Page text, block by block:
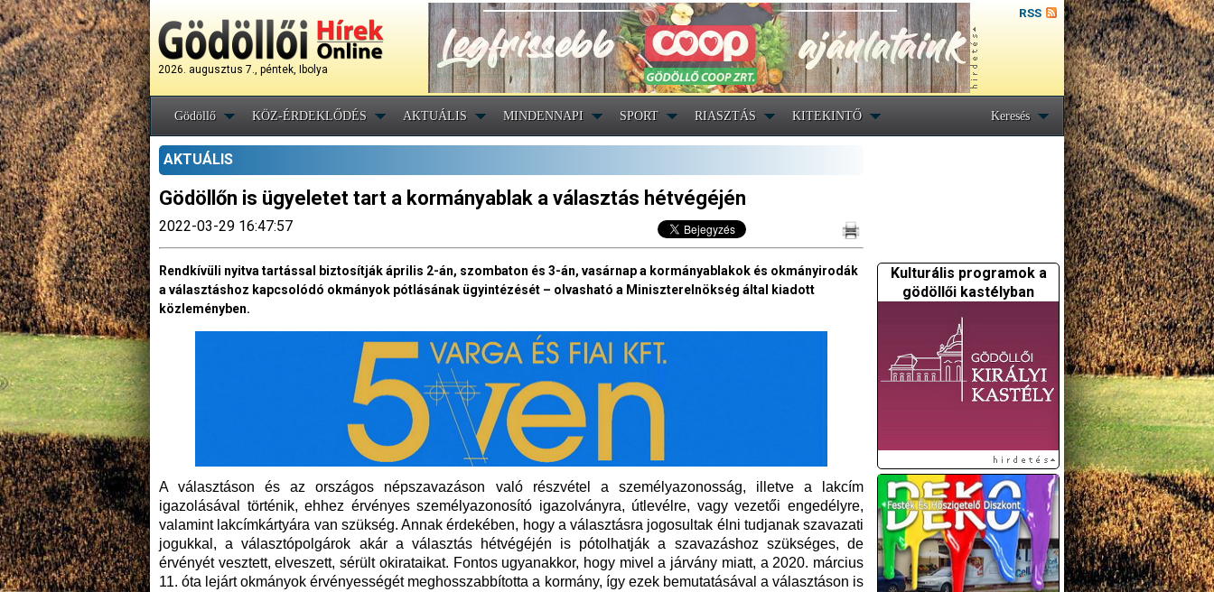
2026. augusztus 7., péntek, Ibolya
RSS
Gödöllő KÖZ-ÉRDEKLŐDÉS AKTUÁLIS MINDENNAPI SPORT RIASZTÁS KITEKINTŐ Keresés
AKTUÁLIS
Gödöllőn is ügyeletet tart a kormányablak a választás hétvégéjén
2022-03-29 16:47:57
Rendkívüli nyitva tartással biztosítják április 2-án, szombaton és 3-án, vasárnap a kormányablakok és okmányirodák
a választáshoz kapcsolódó okmányok pótlásának ügyintézését – olvasható a Miniszterelnökség által kiadott
közleményben.
A választáson és az országos népszavazáson való részvétel a személyazonosság, illetve a lakcím
igazolásával történik, ehhez érvényes személyazonosító igazolványra, útlevélre, vagy vezetői engedélyre,
valamint lakcímkártyára van szükség. Annak érdekében, hogy a választásra jogosultak élni tudjanak szavazati
jogukkal, a választópolgárok akár a választás hétvégéjén is pótolhatják a szavazáshoz szükséges, de
érvényét vesztett, elveszett, sérült okirataikat. Fontos ugyanakkor, hogy mivel a járvány miatt, a 2020. március
11. óta lejárt okmányok érvényességét meghosszabbította a kormány, így ezek bemutatásával a választáson is
Kulturális programok a
gödöllői kastélyban